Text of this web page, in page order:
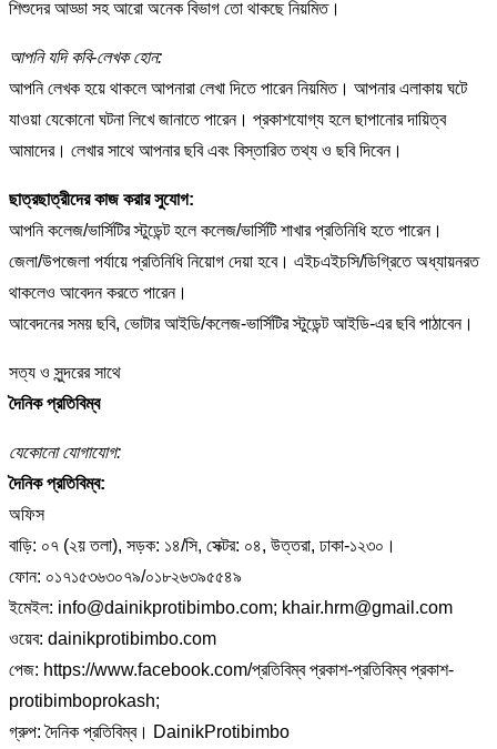
শিশুদের আড্ডা সহ আরো অনেক বিভাগ তো থাকছে নিয়মিত।
আপনি যদি কবি-লেখক হোন:
আপনি লেখক হয়ে থাকলে আপনারা লেখা দিতে পারেন নিয়মিত। আপনার এলাকায় ঘটে
যাওয়া যেকোনো ঘটনা লিখে জানাতে পারেন। প্রকাশযোগ্য হলে ছাপানোর দায়িত্ব
আমাদের। লেখার সাথে আপনার ছবি এবং বিস্তারিত তথ্য ও ছবি দিবেন।
ছাত্রছাত্রীদের কাজ করার সুযোগ:
আপনি কলেজ/ভার্সিটির স্টুডেন্ট হলে কলেজ/ভার্সিটি শাখার প্রতিনিধি হতে পারেন।
জেলা/উপজেলা পর্যায়ে প্রতিনিধি নিয়োগ দেয়া হবে। এইচএইচসি/ডিগ্রিতে অধ্যায়নরত
থাকলেও আবেদন করতে পারেন।
আবেদনের সময় ছবি, ভোটার আইডি/কলেজ-ভার্সিটির স্টুডেন্ট আইডি-এর ছবি পাঠাবেন।
সত্য ও সুন্দরের সাথে
দৈনিক প্রতিবিম্ব
যেকোনো যোগাযোগ:
দৈনিক প্রতিবিম্ব:
অফিস
বাড়ি: ০৭ (২য় তলা), সড়ক: ১৪/সি, সেক্টর: ০৪, উত্তরা, ঢাকা-১২৩০।
ফোন: ০১৭১৫৩৬৩০৭৯/০১৮২৬৩৯৫৫৪৯
ইমেইল: info@dainikprotibimbo.com; khair.hrm@gmail.com
ওয়েব: dainikprotibimbo.com
পেজ: https://www.facebook.com/প্রতিবিম্ব প্রকাশ-প্রতিবিম্ব প্রকাশ-
protibimboprokash;
গ্রুপ: দৈনিক প্রতিবিম্ব। DainikProtibimbo